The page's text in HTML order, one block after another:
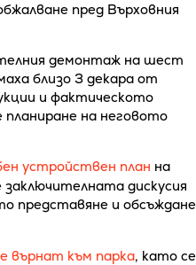
пред Върховния
демонтаж на шест
близо 3 декара от
и фактическото
на неговото
устройствен план на
дискусия
представяне и обсъждане
върнат към парка, като се